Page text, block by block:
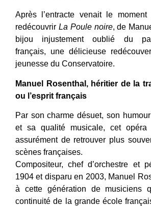
Après l’entracte venait le
redécouvrir La Poule noire, de
bijou injustement oublié du
français, une délicieuse
jeunesse du Conservatoire.
Manuel Rosenthal, héritier de la
ou l’esprit français
Par son charme désuet, son
et sa qualité musicale, cet opéra
assurément de retrouver plus
scènes françaises.
Compositeur, chef d’orchestre et
1904 et disparu en 2003, Manuel
à cette génération de musiciens
continuité de la grande école